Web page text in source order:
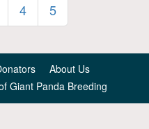
4 5
About Us
Giant Panda Breeding